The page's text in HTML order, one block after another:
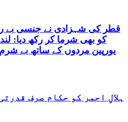
قطر کی شہزادی نے جنسی بے
یورپین مردوں کے ساتھ بے
ہلالِ احمر کو حکام صرف